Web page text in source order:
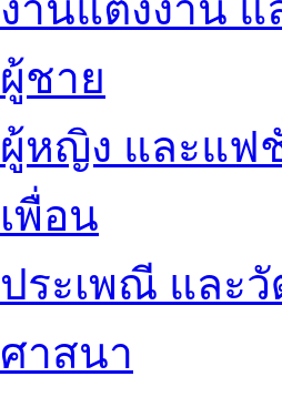
ผู้ชาย
ผู้หญิง และแฟ
เพื่อน
ประเพณี และ
ศาสนา